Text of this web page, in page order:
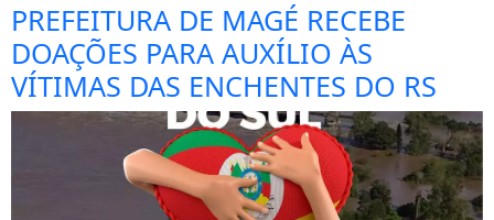
PREFEITURA DE MAGÉ RECEBE
DOAÇÕES PARA AUXÍLIO ÀS
VÍTIMAS DAS ENCHENTES DO RS